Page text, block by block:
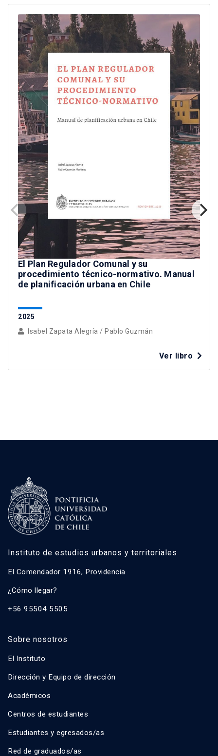
El Plan Regulador Comunal y su
procedimiento técnico-normativo. Manual
de planificación urbana en Chile
2025
Isabel Zapata Alegría / Pablo Guzmán
Ver libro
Instituto de estudios urbanos y territoriales
El Comendador 1916, Providencia
¿Cómo llegar?
+56 95504 5505
Sobre nosotros
El Instituto
Dirección y Equipo de dirección
Académicos
Centros de estudiantes
Estudiantes y egresados/as
Red de graduados/as